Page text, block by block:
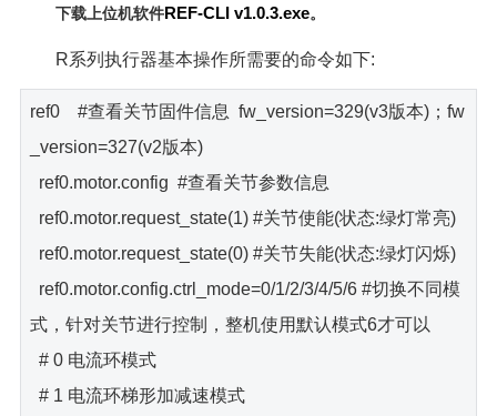
下载上位机软件REF-CLI v1.0.3.exe。
R系列执行器基本操作所需要的命令如下:
ref0 #查看关节固件信息 fw_version=329(v3版本)；fw
_version=327(v2版本)
ref0.motor.config #查看关节参数信息
ref0.motor.request_state(1) #关节使能(状态:绿灯常亮)
ref0.motor.request_state(0) #关节失能(状态:绿灯闪烁)
ref0.motor.config.ctrl_mode=0/1/2/3/4/5/6 #切换不同模
式，针对关节进行控制，整机使用默认模式6才可以
# 0 电流环模式
# 1 电流环梯形加减速模式